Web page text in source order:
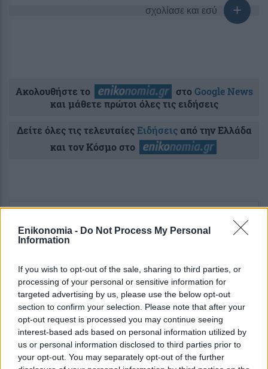
Enikonomia - Do Not Process My Personal
Information
If you wish to opt-out of the sale, sharing to third parties, or
processing of your personal or sensitive information for
targeted advertising by us, please use the below opt-out
section to confirm your selection. Please note that after your
opt-out request is processed you may continue seeing
interest-based ads based on personal information utilized by
us or personal information disclosed to third parties prior to
your opt-out. You may separately opt-out of the further
σχολίασε και εσύ
Ακολουθήστε το στοGoogle News
και μάθετε πρώτοι όλες τις ειδήσεις
Δείτε όλες τις τελευταίεςΕιδήσειςαπό την Ελλάδα
και τον Κόσμο στο
Επικαιρότητα
Δεκαπενταύγουστος 2026: Διευκρινίσεις
από την ΓΣΕΕ για τις αμοιβές των
εργαζομένων
55 λεπτά πριν
ΜyAGRO: Παρουσιάστηκε η νέα
ψηφιακή πλατφόρμα της ΑΑΔΕ- Ποιες